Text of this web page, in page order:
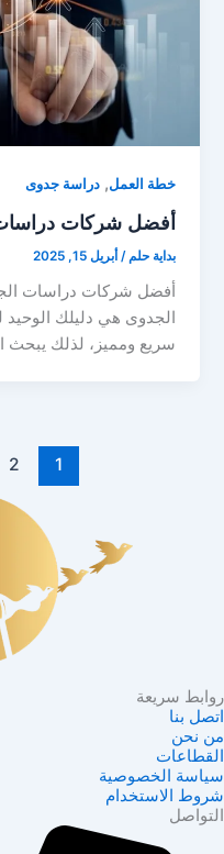
خطة العمل,دراسة جدوى
أفضل شركات دراسات
بداية حلم /أبريل 15, 2025
أفضل شركات دراسات الجدوي
الجدوى هي دليلك الوحيد
سريع ومميز، لذلك يبحث
سريعة
بنا
الخصوصية
الاستخدام